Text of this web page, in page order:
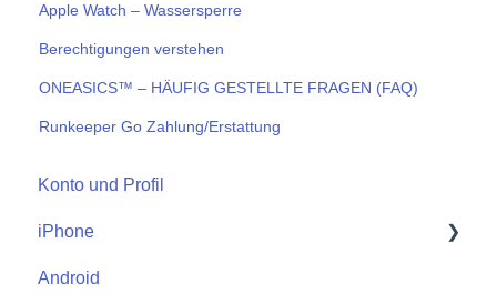
Apple Watch – Wassersperre
Berechtigungen verstehen
ONEASICS™ – HÄUFIG GESTELLTE FRAGEN (FAQ)
Runkeeper Go Zahlung/Erstattung
Konto und Profil
iPhone
Start
Android